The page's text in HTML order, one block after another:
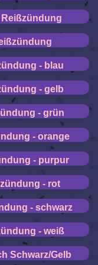
- blau
- gelb
- grün
- orange
- purpur
- rot
- schwarz
- weiß
Schwarz/Gelb